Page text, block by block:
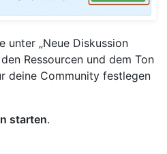
unter „Neue Diskussion
Ressourcen und dem Ton
deine Community festlegen
starten.